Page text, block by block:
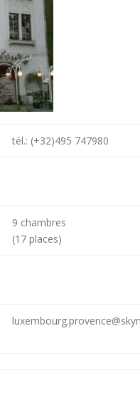
tél.: (+32)495 747980
9 chambres
(17 places)